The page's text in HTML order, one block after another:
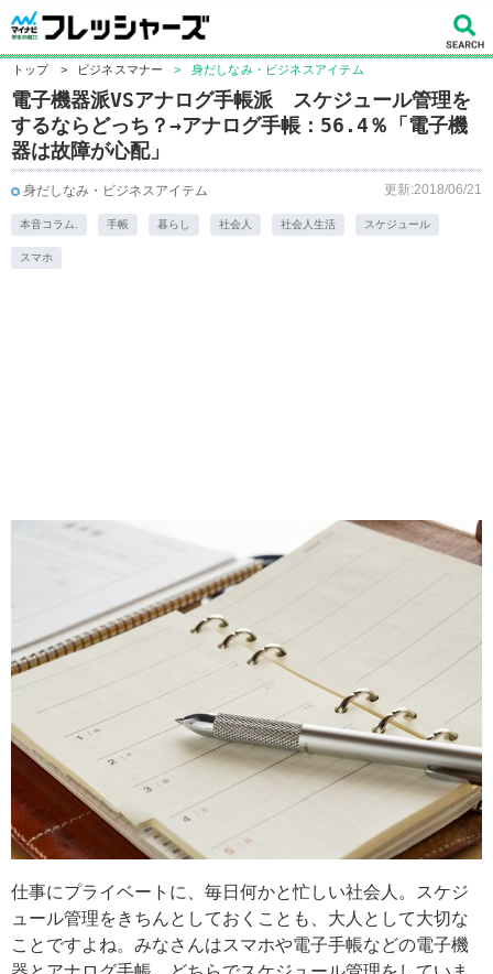
トップ > ビジネスマナー > 身だしなみ・ビジネスアイテム
電子機器派VSアナログ手帳派 スケジュール管理を
するならどっち？→アナログ手帳：56.4％「電子機
器は故障が心配」
身だしなみ・ビジネスアイテム 更新:2018/06/21
本音コラム. 手帳 暮らし 社会人 社会人生活 スケジュール
スマホ
仕事にプライベートに、毎日何かと忙しい社会人。スケジ
ュール管理をきちんとしておくことも、大人として大切な
ことですよね。みなさんはスマホや電子手帳などの電子機